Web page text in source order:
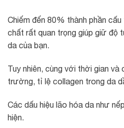
Chiếm đến 80% thành phần
chất rất quan trọng giúp giữ độ
da của bạn.
Tuy nhiên, cùng với thời gian
trường, tỉ lệ collagen trong da
Các dấu hiệu lão hóa da như
hiện.